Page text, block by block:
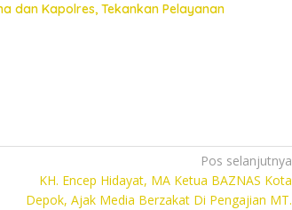
dan Kapolres, Tekankan Pelayanan
Pos selanjutnya
KH. Encep Hidayat, MA Ketua BAZNAS Kota
Depok, Ajak Media Berzakat Di Pengajian MT.